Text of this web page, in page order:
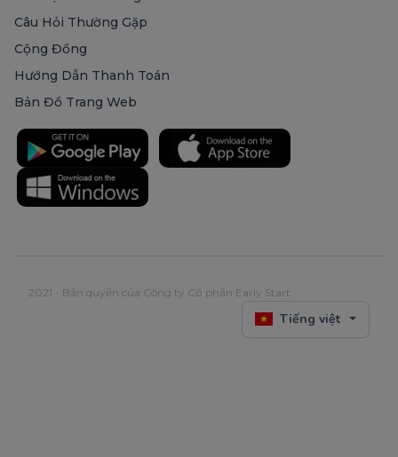
Câu Hỏi Thường Gặp
Cộng Đồng
Hướng Dẫn Thanh Toán
Bản Đồ Trang Web
2021 - Bản quyền của Công ty Cổ phần Early Start
Tiếng việt